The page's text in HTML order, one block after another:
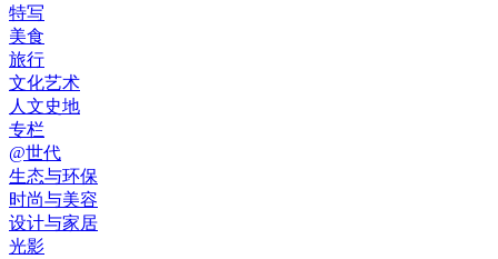
特写
美食
旅行
文化艺术
人文史地
专栏
@世代
生态与环保
时尚与美容
设计与家居
光影